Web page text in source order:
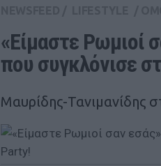
«Είμαστε Ρωμιοί
που συγκλόνισε
Mαυρίδης-Τανιμανίδης